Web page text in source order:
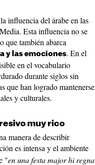
influencia del árabe en las
Esta influencia no se
que también abarca
y las emociones. En el
en el vocabulario
durante siglos sin
que han logrado mantenerse
y culturales.
muy rico
manera de describir
es intensa y el ambiente
"en una festa major hi regna